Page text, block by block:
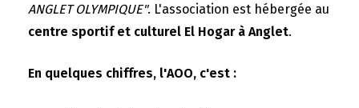
ANGLET OLYMPIQUE". L'association est hébergée au
centre sportif et culturel El Hogar à Anglet.
En quelques chiffres, l'AOO, c'est :